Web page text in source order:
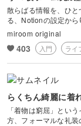
散らばる情報を、ひ
る、Notionの設定から
miroom original
403 入門 ライ
らくちん綺麗に着
「着物は窮屈」とい
方、フォーマルな礼装